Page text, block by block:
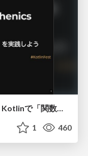
Functional Calisthenics in Kotlin: Kotlinで「関数型エクササイズ」を実践しよう
1 460